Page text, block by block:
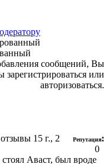
сообщений, Вы
зарегистрироваться или
авторизоваться.
15 г., 2
Репутация:
0
Аваст, был вроде